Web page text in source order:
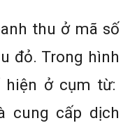
thu ở mã số
đỏ. Trong hình
hiện ở cụm từ:
cung cấp dịch